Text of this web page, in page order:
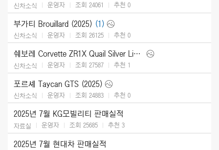
신차소식 운영자 조회 24061 추천 0
부가티 Brouillard (2025) (1)
신차소식 운영자 조회 26125 추천 0
쉐보레 Corvette ZR1X Quail Silver Limited Edition (2026)
신차소식 운영자 조회 27587 추천 1
포르셰 Taycan GTS (2025)
신차소식 운영자 조회 24883 추천 0
2025년 7월 KG모빌리티 판매실적
자료실 운영자 조회 25685 추천 3
2025년 7월 현대차 판매실적